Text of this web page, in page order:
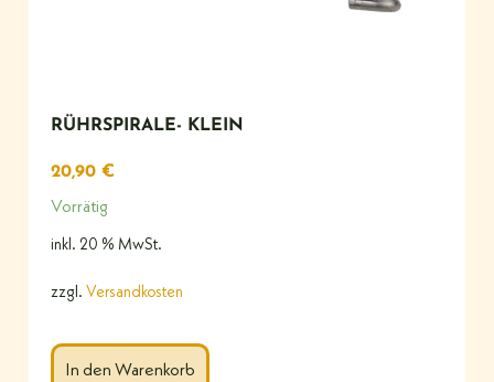
RÜHRSPIRALE- KLEIN
20,90 €
Vorrätig
inkl. 20 % MwSt.
zzgl. Versandkosten
In den Warenkorb